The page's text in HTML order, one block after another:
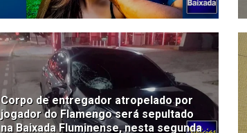
Corpo de entregador atropelado por
jogador do Flamengo será sepultado
na Baixada Fluminense, nesta segunda